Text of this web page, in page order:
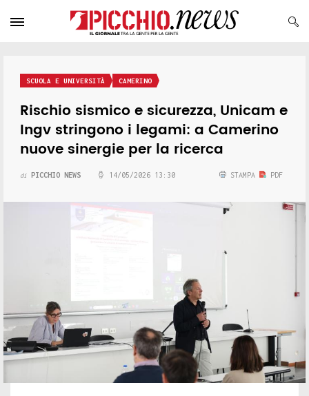
SCUOLA E UNIVERSITÀ CAMERINO
Rischio sismico e sicurezza, Unicam e
Ingv stringono i legami: a Camerino
nuove sinergie per la ricerca
di PICCHIO NEWS 14/05/2026 13:30 STAMPA PDF